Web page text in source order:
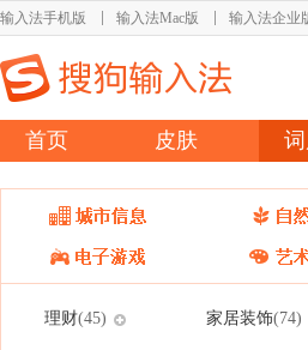
输入法手机版 输入法Mac版 输入法企业
首页 皮肤
理财(45) 家居装饰(74)